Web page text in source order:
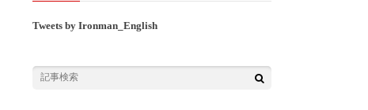
Tweets by Ironman_English